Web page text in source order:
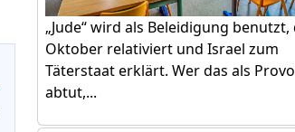
„Jude“ wird als Beleidigung benutzt,
Oktober relativiert und Israel zum
Täterstaat erklärt. Wer das als
abtut,...